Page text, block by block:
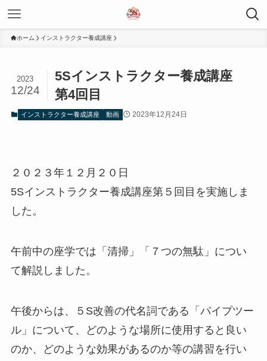
ホーム インストラクター養成講座
5Sインストラクター養成講座
第4回目
2023
12/24
インストラクター養成講座 動画 2023年12月24日
２０２３年１２月２０日
5Sインストラクター養成講座第５回目を実施しま
した。
午前中の座学では「清掃」「７つの無駄」につい
て解説しました。
午後からは、５S改善の代名詞である「パイプツー
ル」について、どのような場所に使用すると良い
のか、どのような効果があるのか等の講習を行い